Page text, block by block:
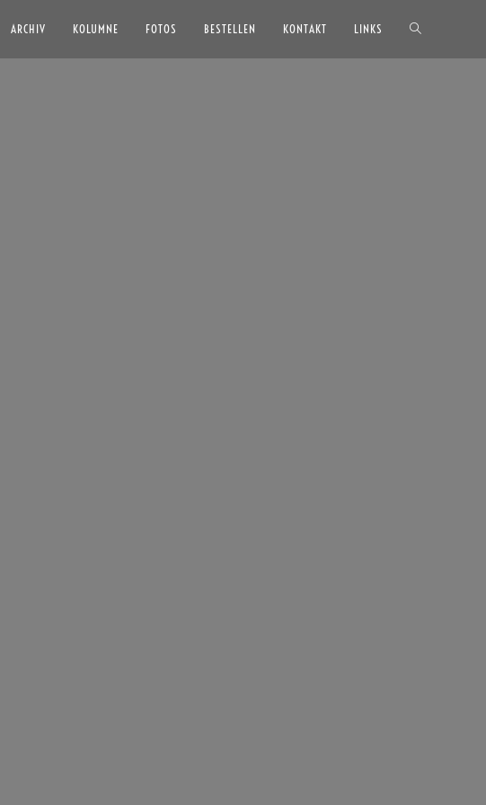
ARCHIV KOLUMNE FOTOS BESTELLEN KONTAKT LINKS